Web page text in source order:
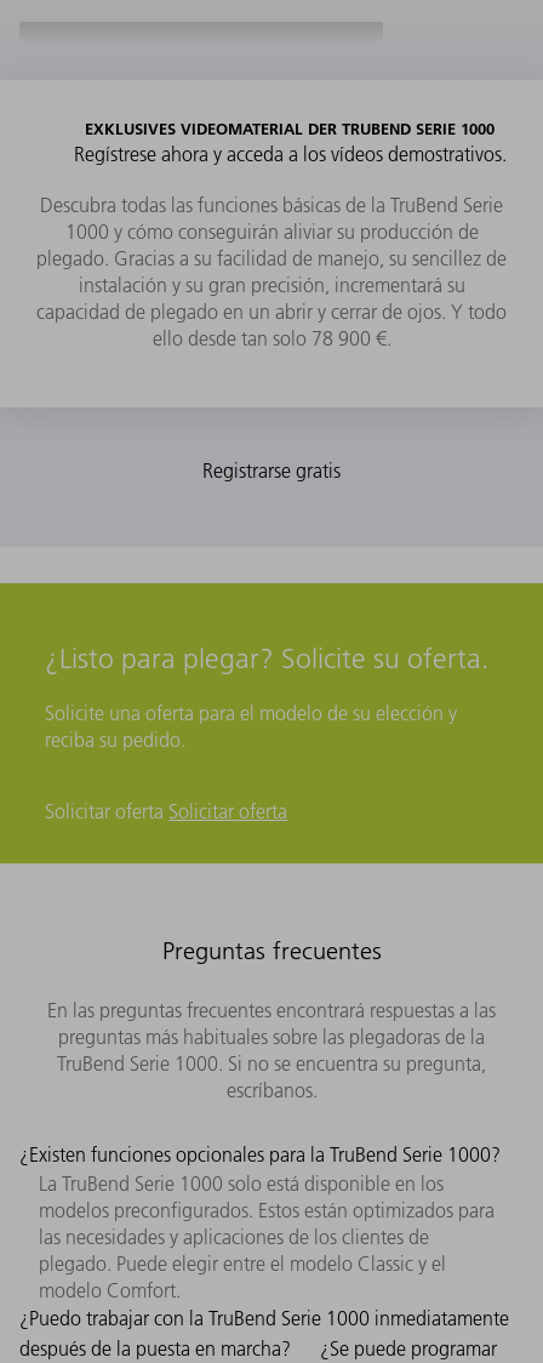
EXKLUSIVES VIDEOMATERIAL DER TRUBEND SERIE 1000
Regístrese ahora y acceda a los vídeos demostrativos.
Descubra todas las funciones básicas de la TruBend Serie
1000 y cómo conseguirán aliviar su producción de
plegado. Gracias a su facilidad de manejo, su sencillez de
instalación y su gran precisión, incrementará su
capacidad de plegado en un abrir y cerrar de ojos. Y todo
ello desde tan solo 78 900 €.
Tope trasero de 4 ejes para un plegado preciso
¿Listo para plegar? Solicite su oferta.
Solicite una oferta para el modelo de su elección y
reciba su pedido.
Solicitar oferta Solicitar oferta
Preguntas frecuentes
En las preguntas frecuentes encontrará respuestas a las
preguntas más habituales sobre las plegadoras de la
TruBend Serie 1000. Si no se encuentra su pregunta,
escríbanos.
¿Existen funciones opcionales para la TruBend Serie 1000?
La TruBend Serie 1000 solo está disponible en los
modelos preconfigurados. Estos están optimizados para
las necesidades y aplicaciones de los clientes de
plegado. Puede elegir entre el modelo Classic y el
modelo Comfort.
¿Puedo trabajar con la TruBend Serie 1000 inmediatamente
después de la puesta en marcha?
¿Se puede programar